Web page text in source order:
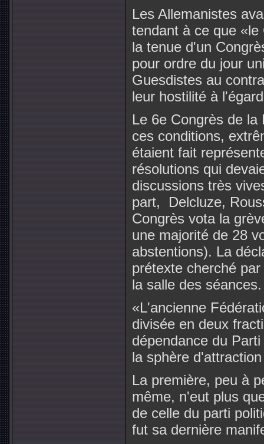
Les Allemanistes
tendant à ce que
la tenue d'un
pour ordre du jour
Guesdistes au
leur hostilité à
Le 6e Congrès de
ces conditions,
étaient fait
résolutions qui
discussions très
part, Delcluze,
Congrès vota la
une majorité de 28
abstentions). La
prétexte cherché
la salle des séances.
«L'ancienne
divisée en deux
dépendance du
la sphère
La première, peu à
même, n'eut plus
de celle du parti
fut sa dernière